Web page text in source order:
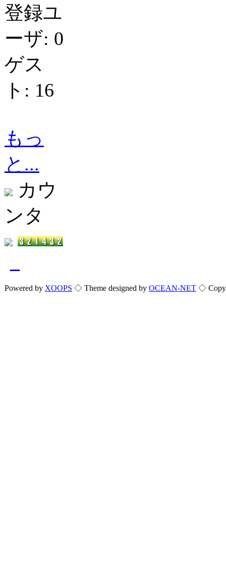
登録ユ
ーザ: 0
ゲス
ト: 16
もっ
と...
カウ
ンタ
Powered by XOOPS ◇ Theme designed by OCEAN-NET ◇